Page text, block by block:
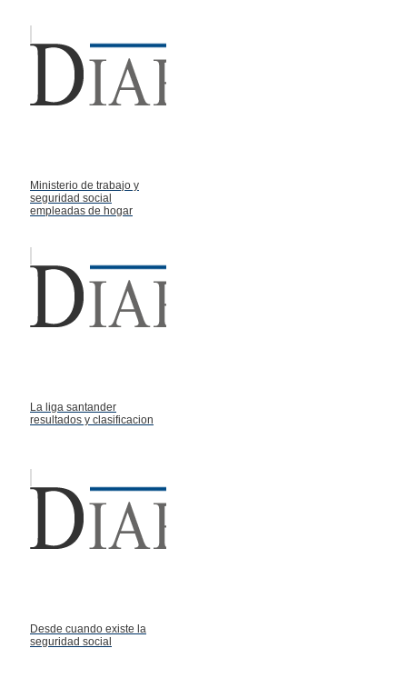
Ministerio de trabajo y
seguridad social
empleadas de hogar
La liga santander
resultados y clasificacion
Desde cuando existe la
seguridad social